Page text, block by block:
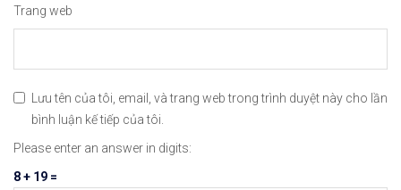
Trang web
Lưu tên của tôi, email, và trang web trong trình duyệt này cho lần
bình luận kế tiếp của tôi.
Please enter an answer in digits:
8 + 19 =